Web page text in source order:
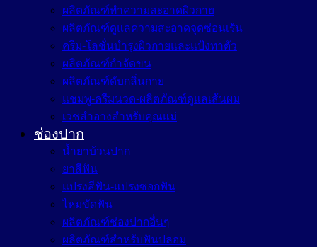
ผลิตภัณฑ์ทำความสะอาดผิวกาย
ผลิตภัณฑ์ดูแลความสะอาดจุดซ่อนเร้น
ครีม-โลชั่นบำรุงผิวกายและแป้งทาตัว
ผลิตภัณฑ์กำจัดขน
ผลิตภัณฑ์ดับกลิ่นกาย
แชมพู-ครีมนวด-ผลิตภัณฑ์ดูแลเส้นผม
เวชสำอางสำหรับคุณแม่
ช่องปาก
น้ำยาบ้วนปาก
ยาสีฟัน
แปรงสีฟัน-แปรงซอกฟัน
ไหมขัดฟัน
ผลิตภัณฑ์ช่องปากอื่นๆ
ผลิตภัณฑ์สำหรับฟันปลอม